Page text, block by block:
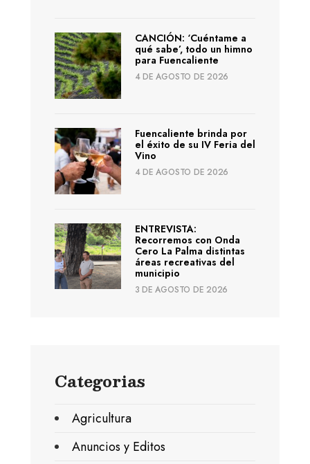
CANCIÓN: ‘Cuéntame a
qué sabe’, todo un himno
para Fuencaliente
4 DE AGOSTO DE 2026
Fuencaliente brinda por
el éxito de su IV Feria del
Vino
4 DE AGOSTO DE 2026
ENTREVISTA:
Recorremos con Onda
Cero La Palma distintas
áreas recreativas del
municipio
3 DE AGOSTO DE 2026
Categorias
Agricultura
Anuncios y Editos